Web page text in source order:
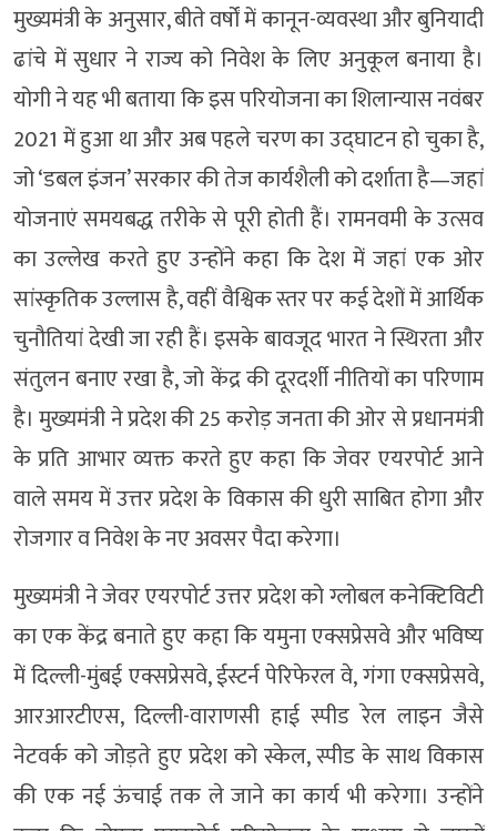
मुख्यमंत्री के अनुसार, बीते वर्षों में कानून-व्यवस्था और बुनियादी
ढांचे में सुधार ने राज्य को निवेश के लिए अनुकूल बनाया है।
योगी ने यह भी बताया कि इस परियोजना का शिलान्यास नवंबर
2021 में हुआ था और अब पहले चरण का उद्घाटन हो चुका है,
जो ‘डबल इंजन’ सरकार की तेज कार्यशैली को दर्शाता है—जहां
योजनाएं समयबद्ध तरीके से पूरी होती हैं। रामनवमी के उत्सव
का उल्लेख करते हुए उन्होंने कहा कि देश में जहां एक ओर
सांस्कृतिक उल्लास है, वहीं वैश्विक स्तर पर कई देशों में आर्थिक
चुनौतियां देखी जा रही हैं। इसके बावजूद भारत ने स्थिरता और
संतुलन बनाए रखा है, जो केंद्र की दूरदर्शी नीतियों का परिणाम
है। मुख्यमंत्री ने प्रदेश की 25 करोड़ जनता की ओर से प्रधानमंत्री
के प्रति आभार व्यक्त करते हुए कहा कि जेवर एयरपोर्ट आने
वाले समय में उत्तर प्रदेश के विकास की धुरी साबित होगा और
रोजगार व निवेश के नए अवसर पैदा करेगा।
मुख्यमंत्री ने जेवर एयरपोर्ट उत्तर प्रदेश को ग्लोबल कनेक्टिविटी
का एक केंद्र बनाते हुए कहा कि यमुना एक्सप्रेसवे और भविष्य
में दिल्ली-मुंबई एक्सप्रेसवे, ईस्टर्न पेरिफेरल वे, गंगा एक्सप्रेसवे,
आरआरटीएस, दिल्ली-वाराणसी हाई स्पीड रेल लाइन जैसे
नेटवर्क को जोड़ते हुए प्रदेश को स्केल, स्पीड के साथ विकास
की एक नई ऊंचाई तक ले जाने का कार्य भी करेगा। उन्होंने